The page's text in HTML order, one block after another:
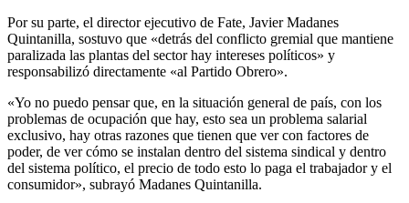
Por su parte, el director ejecutivo de Fate, Javier Madanes
Quintanilla, sostuvo que «detrás del conflicto gremial que mantiene
paralizada las plantas del sector hay intereses políticos» y
responsabilizó directamente «al Partido Obrero».
«Yo no puedo pensar que, en la situación general de país, con los
problemas de ocupación que hay, esto sea un problema salarial
exclusivo, hay otras razones que tienen que ver con factores de
poder, de ver cómo se instalan dentro del sistema sindical y dentro
del sistema político, el precio de todo esto lo paga el trabajador y el
consumidor», subrayó Madanes Quintanilla.